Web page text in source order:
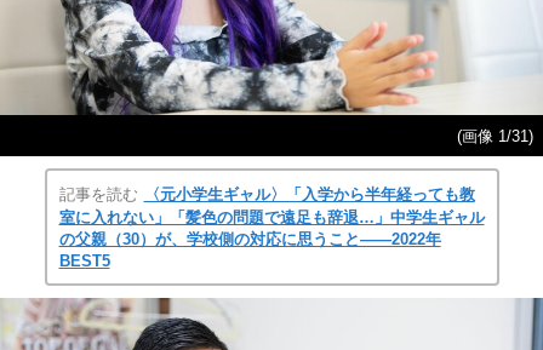
(画像 1/31)
記事を読む
〈元小学生ギャル〉「入学から半年経っても教
室に入れない」「髪色の問題で遠足も辞退…」中学生ギャル
の父親（30）が、学校側の対応に思うこと――2022年
BEST5